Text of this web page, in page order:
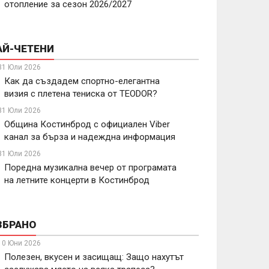
отопление за сезон 2026/2027
ЧЕТЕНИ
Юли 2026
Как да създадем спортно-елегантна
визия с плетена тениска от TEODOR?
Юли 2026
Община Костинброд с официален Viber
канал за бърза и надеждна информация
Юли 2026
Поредна музикална вечер от програмата
на летните концерти в Костинброд
Юни 2026
Полезен, вкусен и засищащ: Защо нахутът